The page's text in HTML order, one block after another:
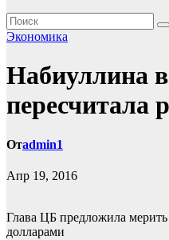
Экономика
Набиуллина
пересчитала
Отadmin1
Апр 19, 2016
Глава ЦБ предложила
долларами